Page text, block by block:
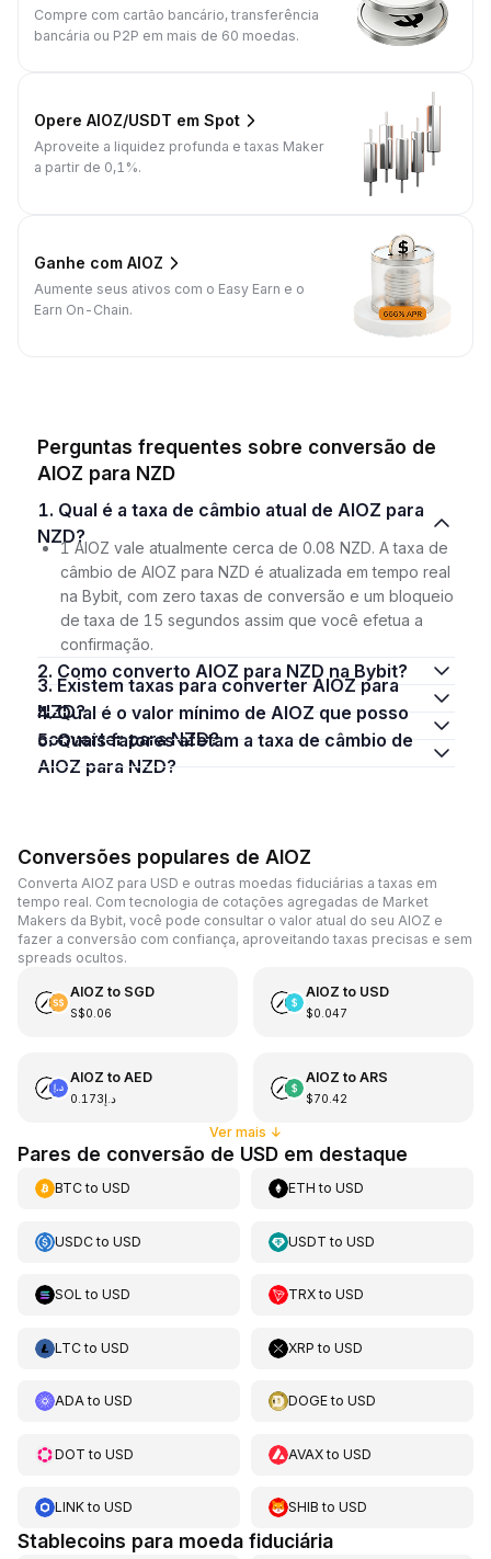
Compre com cartão bancário, transferência
bancária ou P2P em mais de 60 moedas.
Opere AIOZ/USDT em Spot
Aproveite a liquidez profunda e taxas Maker
a partir de 0,1%.
Ganhe com AIOZ
Aumente seus ativos com o Easy Earn e o
Earn On-Chain.
Perguntas frequentes sobre conversão de
AIOZ para NZD
1. Qual é a taxa de câmbio atual de AIOZ para
NZD?
1 AIOZ vale atualmente cerca de 0.08 NZD. A taxa de
câmbio de AIOZ para NZD é atualizada em tempo real
na Bybit, com zero taxas de conversão e um bloqueio
de taxa de 15 segundos assim que você efetua a
confirmação.
2. Como converto AIOZ para NZD na Bybit?
3. Existem taxas para converter AIOZ para
NZD?
4. Qual é o valor mínimo de AIOZ que posso
converter para NZD?
5. Quais fatores afetam a taxa de câmbio de
AIOZ para NZD?
Conversões populares de AIOZ
Converta AIOZ para USD e outras moedas fiduciárias a taxas em
tempo real. Com tecnologia de cotações agregadas de Market
Makers da Bybit, você pode consultar o valor atual do seu AIOZ e
fazer a conversão com confiança, aproveitando taxas precisas e sem
spreads ocultos.
AIOZ to SGD
S$0.06
AIOZ to USD
$0.047
AIOZ to AED
د.إ0.173
AIOZ to ARS
$70.42
Ver mais ↓
Pares de conversão de USD em destaque
BTCto USD ETH toUSD
USDCto USD USDT toUSD
SOL to USD TRXtoUSD
LTCto USD XRP toUSD
ADAto USD DOGEtoUSD
DOT to USD AVAXtoUSD
LINKto USD SHIB toUSD
Stablecoins para moeda fiduciária